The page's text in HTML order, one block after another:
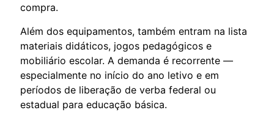
compra.
Além dos equipamentos, também entram na lista
materiais didáticos, jogos pedagógicos e
mobiliário escolar. A demanda é recorrente —
especialmente no início do ano letivo e em
períodos de liberação de verba federal ou
estadual para educação básica.